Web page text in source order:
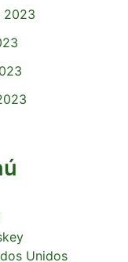
2023
Unidos